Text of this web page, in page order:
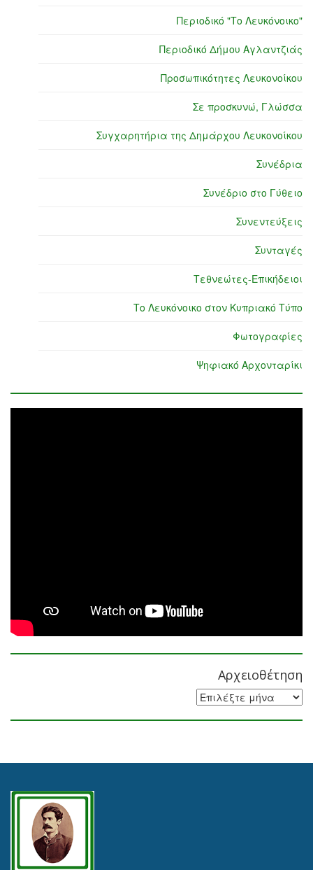
Περιοδικό "Το Λευκόνοικο"
Περιοδικό Δήμου Αγλαντζιάς
Προσωπικότητες Λευκονοίκου
Σε προσκυνώ, Γλώσσα
Συγχαρητήρια της Δημάρχου Λευκονοίκου
Συνέδρια
Συνέδριο στο Γύθειο
Συνεντεύξεις
Συνταγές
Τεθνεώτες-Επικήδειοι
Το Λευκόνοικο στον Κυπριακό Τύπο
Φωτογραφίες
Ψηφιακό Αρχονταρίκι
Αρχειοθέτηση
Αρχειοθέτηση